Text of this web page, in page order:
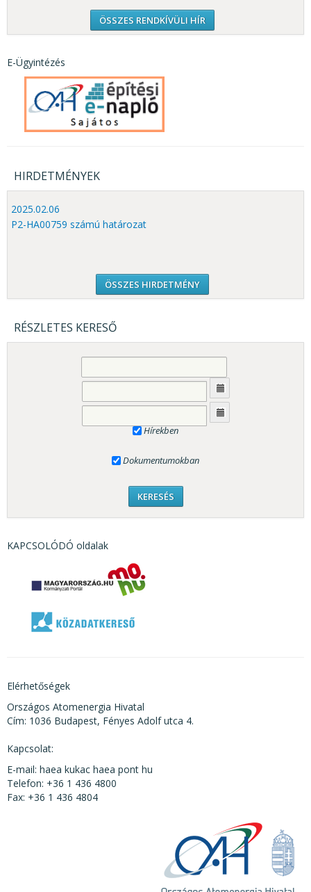
ÖSSZES RENDKÍVÜLI HÍR
E-Ügyintézés
HIRDETMÉNYEK
2025.02.06
P2-HA00759 számú határozat
ÖSSZES HIRDETMÉNY
RÉSZLETES KERESŐ
Hírekben
Dokumentumokban
KAPCSOLÓDÓ oldalak
Elérhetőségek
Országos Atomenergia Hivatal
Cím: 1036 Budapest, Fényes Adolf utca 4.
Kapcsolat:
E-mail: haea kukac haea pont hu
Telefon: +36 1 436 4800
Fax: +36 1 436 4804